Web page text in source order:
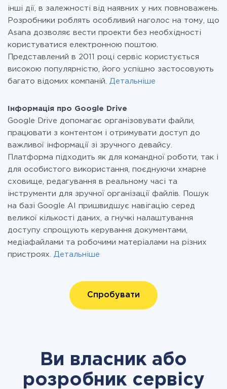
інші дії, в залежності від наявних у них повноважень.
Розробники роблять особливий наголос на тому, що
Asana дозволяє вести проекти без необхідності
користуватися електронною поштою.
Представлений в 2011 році сервіс користується
високою популярністю, його успішно застосовують
багато відомих компаній. Детальніше
Інформація про Google Drive
Google Drive допомагає організовувати файли,
працювати з контентом і отримувати доступ до
важливої інформації зі зручного девайсу.
Платформа підходить як для командної роботи, так і
для особистого використання, поєднуючи хмарне
сховище, редагування в реальному часі та
інструменти для зручної організації файлів. Пошук
на базі Google AI пришвидшує навігацію серед
великої кількості даних, а гнучкі налаштування
доступу спрощують керування документами,
медіафайлами та робочими матеріалами на різних
пристроях. Детальніше
Спробувати
Ви власник або
розробник сервісу